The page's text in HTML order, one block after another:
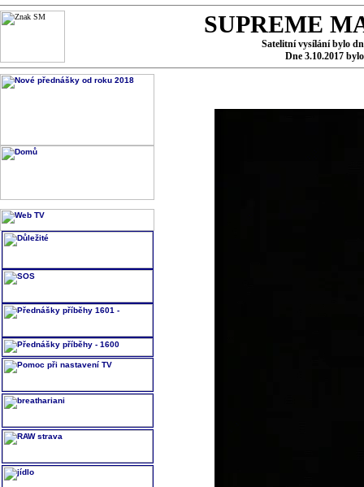
SUPREME
Satelitní vysílání bylo
Dne 3.10.2017